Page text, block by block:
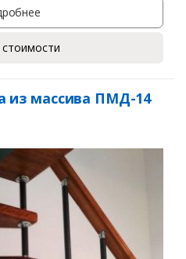
из массива ПМД-14